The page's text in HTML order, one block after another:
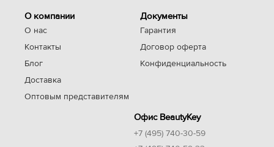
О компании
О нас
Контакты
Блог
Доставка
Оптовым представителям
Документы
Гарантия
Договор оферта
Конфиденциальность
Офис BeautyKey
+7 (495) 740-30-59